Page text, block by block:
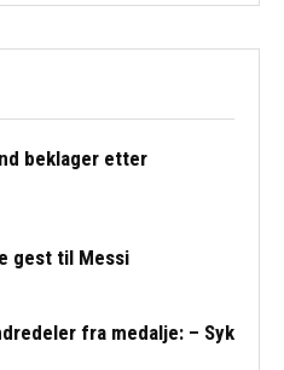
beklager etter
gest til Messi
fra medalje: – Syk